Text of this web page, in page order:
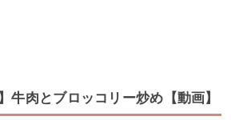
牛肉とブロッコリー炒め【動画】